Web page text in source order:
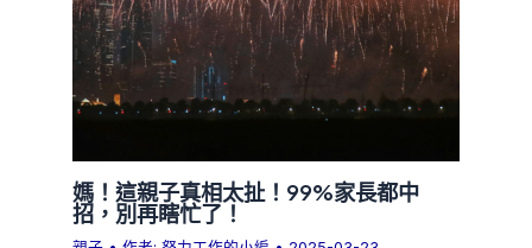
媽！這親子真相太扯！99%家長都中
招，別再瞎忙了！